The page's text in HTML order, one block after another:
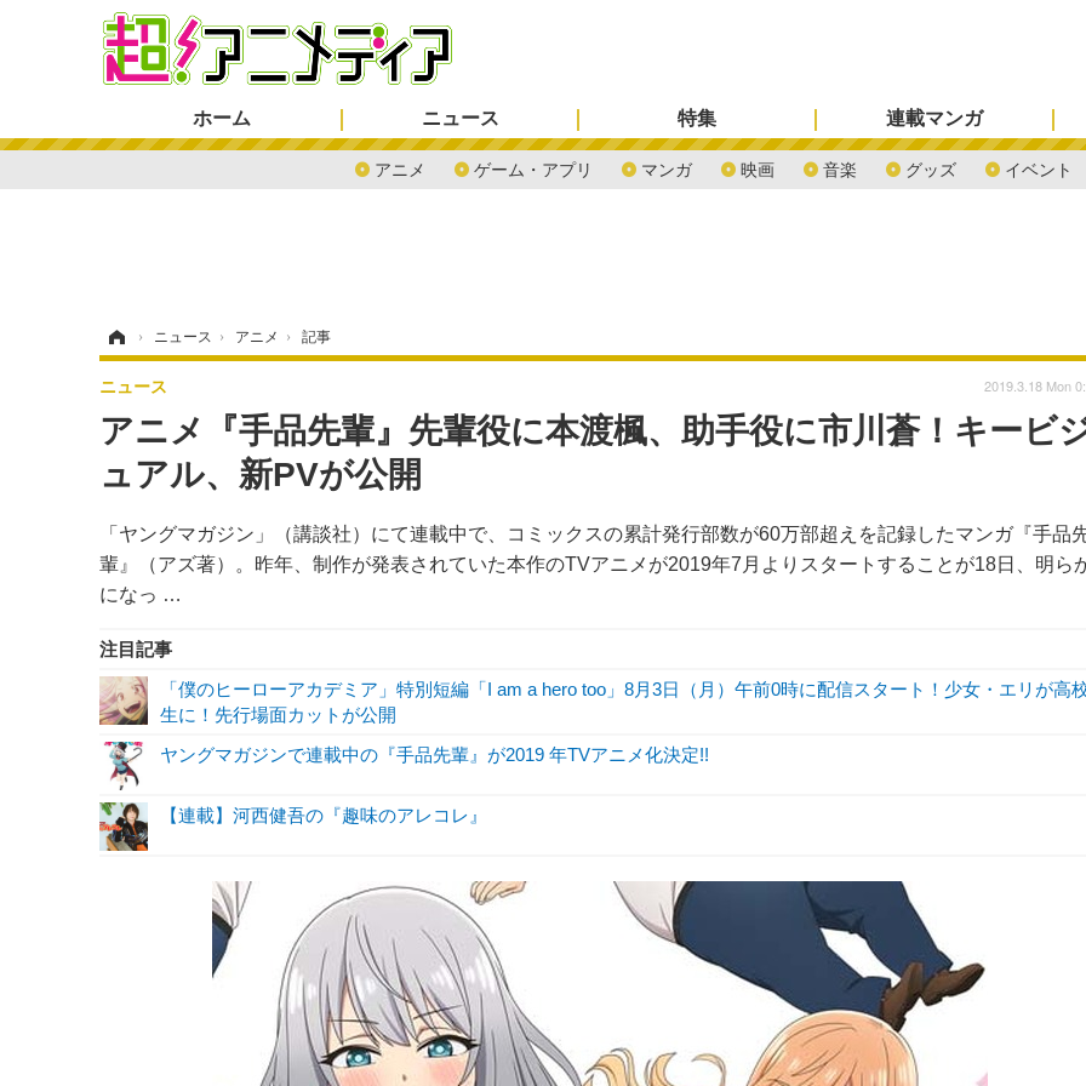
ホーム ニュース
アニメ ゲーム・アプリ マンガ 映画 音楽 グッズ イベント
特集 連載マンガ
› ニュース › アニメ › 記事
アニメ『手品先輩』先輩役に本渡楓、助手役に市川蒼！キービ
ュアル、新PVが公開
「ヤングマガジン」（講談社）にて連載中で、コミックスの累計発行部数が60万部超えを記録したマンガ『手品
輩』（アズ著）。昨年、制作が発表されていた本作のTVアニメが2019年7月よりスタートすることが18日、明ら
になっ …
ニュース 2019.3.18 Mon
注目記事
「僕のヒーローアカデミア」特別短編「I am a hero too」8月3日（月）午前0時に配信スタート！少女・エリが高
生に！先行場面カットが公開
ヤングマガジンで連載中の『手品先輩』が2019 年TVアニメ化決定!!
【連載】河西健吾の『趣味のアレコレ』